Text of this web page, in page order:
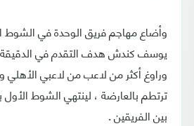
وأضاع مهاجم فريق الوحدة في الشوط
وراوغ أكثر من لاعب من لاعبي
ترتطم بالعارضة ، لينتهي الشوط
بين الفريقين .